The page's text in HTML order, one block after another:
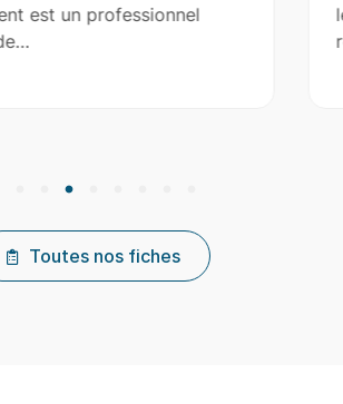
le couvreur principal dans l’installation,
réparation et…
Toutes nos fiches